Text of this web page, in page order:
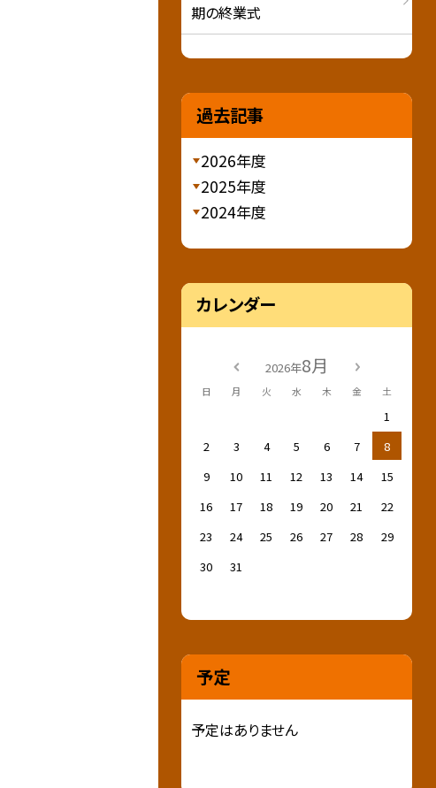
期の終業式
過去記事
2026年度
2025年度
2024年度
カレンダー
2026年8月
日 月 火 水 木 金 土
1
2
3 4 5 6 7
8
9
10 11 12 13 14
15
16
17 18 19 20 21
22
23
24 25 26 27 28
29
30
31
予定
予定はありません